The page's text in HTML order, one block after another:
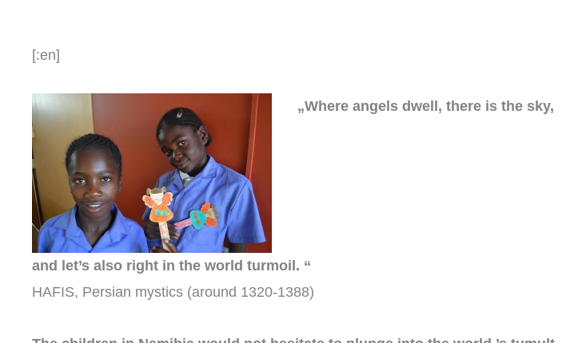
[:en]
„Where angels dwell, there is the sky,
and let’s also right in the world turmoil. “
HAFIS, Persian mystics (around 1320-1388)